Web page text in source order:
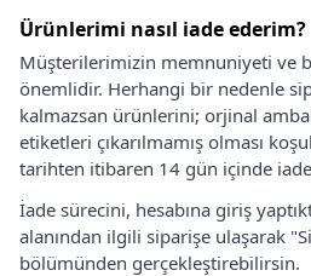
Ürünlerimi nasıl iade ederim?
Müşterilerimizin memnuniyeti ve
önemlidir. Herhangi bir nedenle
kalmazsan ürünlerini; orjinal
etiketleri çıkarılmamış olması
tarihten itibaren 14 gün içinde
İade sürecini, hesabına giriş
alanından ilgili siparişe ulaşarak
bölümünden gerçekleştirebilirsin.